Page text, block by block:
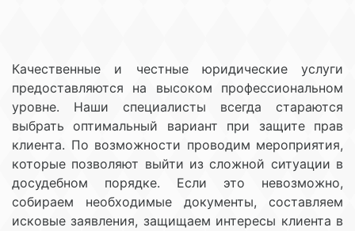
Качественные и честные юридические услуги
предоставляются на высоком профессиональном
уровне. Наши специалисты всегда стараются
выбрать оптимальный вариант при защите прав
клиента. По возможности проводим мероприятия,
которые позволяют выйти из сложной ситуации в
досудебном порядке. Если это невозможно,
собираем необходимые документы, составляем
исковые заявления, защищаем интересы клиента в